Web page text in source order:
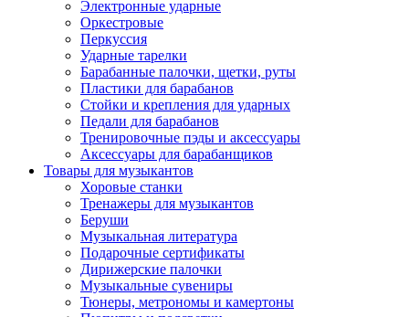
Электронные ударные
Оркестровые
Перкуссия
Ударные тарелки
Барабанные палочки, щетки, руты
Пластики для барабанов
Стойки и крепления для ударных
Педали для барабанов
Тренировочные пэды и аксессуары
Аксессуары для барабанщиков
Товары для музыкантов
Хоровые станки
Тренажеры для музыкантов
Беруши
Музыкальная литература
Подарочные сертификаты
Дирижерские палочки
Музыкальные сувениры
Тюнеры, метрономы и камертоны